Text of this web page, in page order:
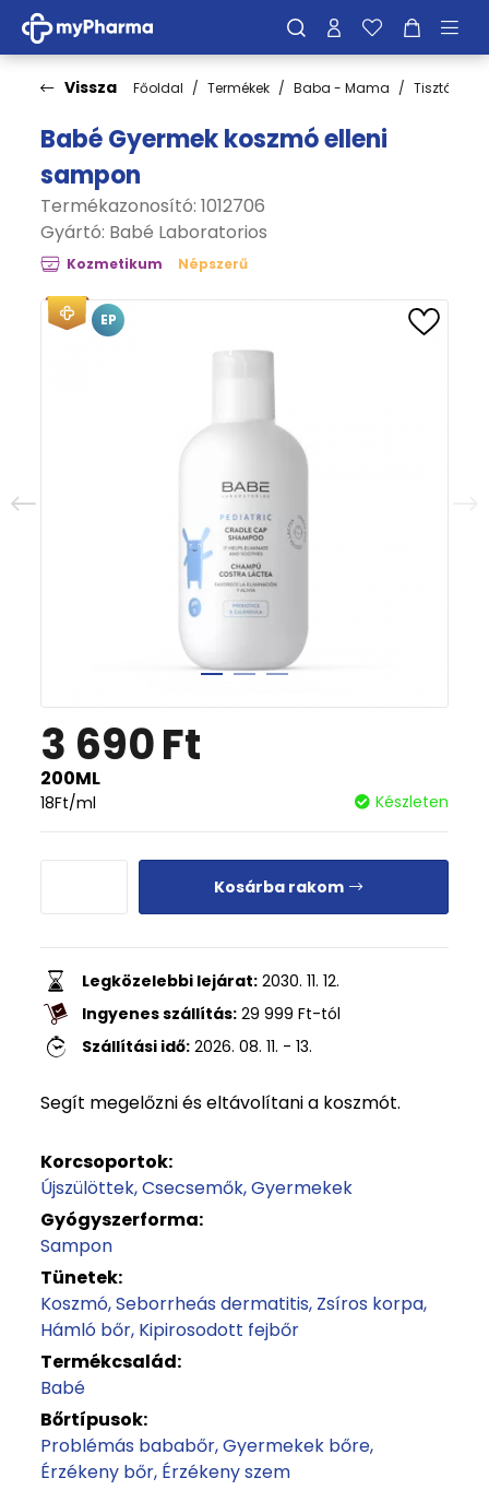
Vissza Főoldal Termékek Baba - Mama
Babé Gyermek koszmó elleni
sampon
Termékazonosító: 1012706
Gyártó: Babé Laboratorios
Kozmetikum Népszerű
EP
3 690Ft
200ML
18Ft/ml Készleten
Kosárba rakom
Legközelebbi lejárat: 2030. 11. 12.
Ingyenes szállítás: 29 999 Ft-tól
Szállítási idő: 2026. 08. 11. - 13.
Segít megelőzni és eltávolítani a koszmót.
Korcsoportok:
Újszülöttek Csecsemők Gyermekek
Gyógyszerforma:
Sampon
Tünetek:
Koszmó Seborrheás dermatitis Zsíros korpa
Hámló bőr Kipirosodott fejbőr
Termékcsalád:
Babé
Bőrtípusok:
Problémás bababőr Gyermekek bőre
Érzékeny bőr Érzékeny szem